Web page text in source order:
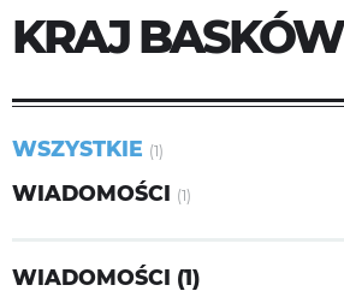
KRAJ BASKÓW
WSZYSTKIE (1)
WIADOMOŚCI (1)
WIADOMOŚCI (1)